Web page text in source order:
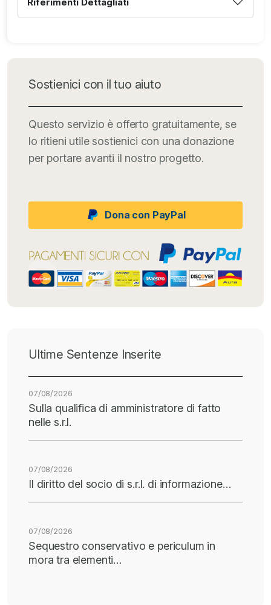
Riferimenti Dettagliati
Sostienici con il tuo aiuto
Questo servizio è offerto gratuitamente, se
lo ritieni utile sostienici con una donazione
per portare avanti il nostro progetto.
Dona con PayPal
Ultime Sentenze Inserite
07/08/2026
Sulla qualifica di amministratore di fatto
nelle s.r.l.
07/08/2026
Il diritto del socio di s.r.l. di informazione…
07/08/2026
Sequestro conservativo e periculum in
mora tra elementi…